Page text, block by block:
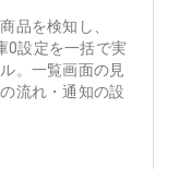
品を検知し、
0設定を一括で実
。一覧画面の見
流れ・通知の設